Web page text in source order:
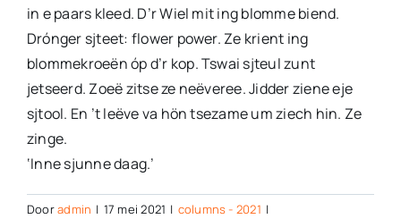
in e paars kleed. D’r Wiel mit ing blomme biend.
Drónger sjteet: flower power. Ze krient ing
blommekroeën óp d’r kop. Tswai sjteul zunt
jetseerd. Zoeë zitse ze neëveree. Jidder ziene eje
sjtool. En ’t leëve va hön tsezame um ziech hin. Ze
zinge.
‘Inne sjunne daag.’
Dooradmin | 17 mei 2021 | columns - 2021 |